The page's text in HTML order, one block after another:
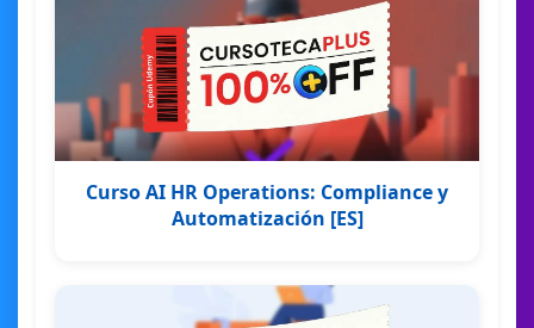
Curso AI HR Operations: Compliance y
Automatización [ES]